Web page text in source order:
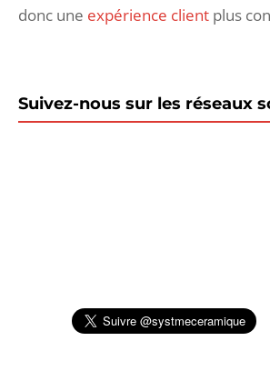
donc une expérience client plus
Suivez-nous sur les réseaux